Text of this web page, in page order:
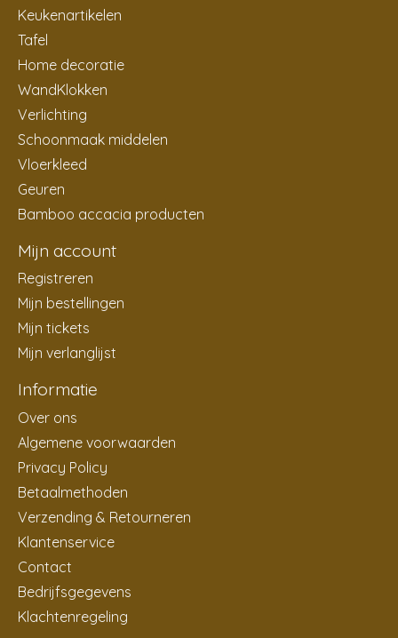
Keukenartikelen
Tafel
Home decoratie
WandKlokken
Verlichting
Schoonmaak middelen
Vloerkleed
Geuren
Bamboo accacia producten
Mijn account
Registreren
Mijn bestellingen
Mijn tickets
Mijn verlanglijst
Informatie
Over ons
Algemene voorwaarden
Privacy Policy
Betaalmethoden
Verzending & Retourneren
Klantenservice
Contact
Bedrijfsgegevens
Klachtenregeling